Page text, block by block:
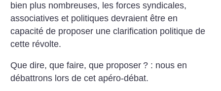
bien plus nombreuses, les forces syndicales,
associatives et politiques devraient être en
capacité de proposer une clarification politique de
cette révolte.
Que dire, que faire, que proposer ? : nous en
débattrons lors de cet apéro-débat.